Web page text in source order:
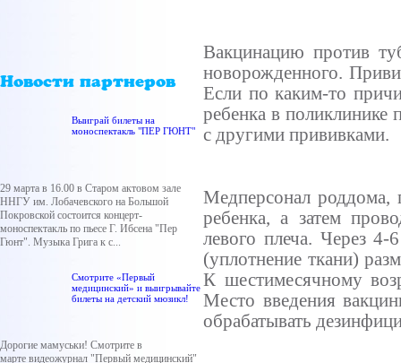
Вакцинацию против
новорожденного.
Если по каким-то
ребенка в поликлинике
с другими прививками.
Медперсонал роддома,
ребенка, а затем
левого плеча. Через4-
(уплотнение ткани)
К шестимесячному
Место введения
обрабатывать
Новости партнеров
Выиграй билеты на
моноспектакль "ПЕР ГЮНТ"
29 марта в 16.00 в Старом актовом зале
ННГУ им. Лобачевского на Большой
Покровской состоится концерт-
моноспектакль по пьесе Г. Ибсена "Пер
Гюнт". Музыка Грига к с...
Смотрите «Первый
медицинский» и выигрывайте
билеты на детский мюзикл!
Дорогие мамуськи! Смотрите в
марте видеожурнал "Первый медицинский"